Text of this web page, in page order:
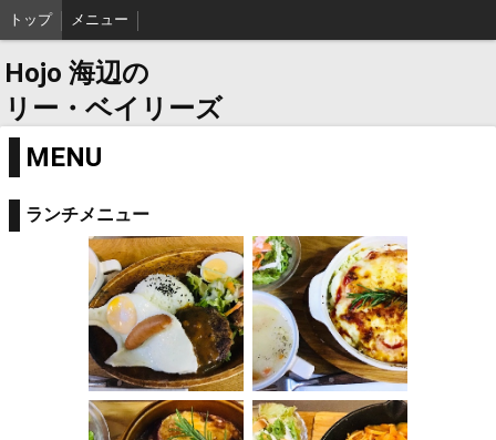
トップ メニュー
Hojo 海辺の
リー・ベイリーズ
MENU
ランチメニュー